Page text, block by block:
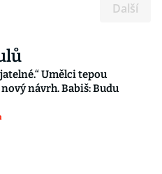
Další
Umělci tepou
návrh. Babiš: Budu